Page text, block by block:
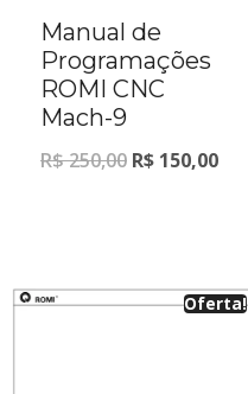
Manual de
Programações
ROMI CNC
Mach-9
R$250,00 R$ 150,00
Oferta!